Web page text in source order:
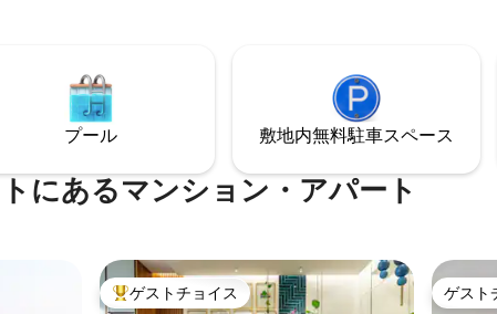
マヤンビーチクラブ、エヴァカフェ、グ
ルカフェ、スロータイドなどの美しいサ
ンドウォーナーがあり、徒歩圏内には飲
食店、シャック、フリーマーケットがあ
プール 敷地内無料駐⁠車ス⁠ペ⁠ー⁠ス
にあるマンション・アパート
大好評のゲストチョイスです。
ゲストチョイス ゲスト
ゲスト